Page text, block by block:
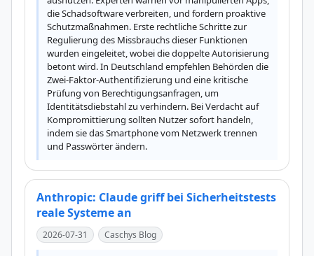
die Schadsoftware verbreiten, und fordern proaktive
Schutzmaßnahmen. Erste rechtliche Schritte zur
Regulierung des Missbrauchs dieser Funktionen
wurden eingeleitet, wobei die doppelte Autorisierung
betont wird. In Deutschland empfehlen Behörden die
Zwei-Faktor-Authentifizierung und eine kritische
Prüfung von Berechtigungsanfragen, um
Identitätsdiebstahl zu verhindern. Bei Verdacht auf
Kompromittierung sollten Nutzer sofort handeln,
indem sie das Smartphone vom Netzwerk trennen
und Passwörter ändern.
Anthropic: Claude griff bei Sicherheitstests
reale Systeme an
2026-07-31 Caschys Blog